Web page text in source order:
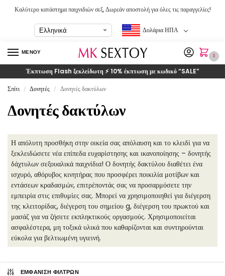
Καλύτερο κατάστημα παιχνιδιών σεξ, Δωρεάν αποστολή για όλες τις παραγγελίες!
Δολάρια ΗΠΑ
ΜΕΝΟΥ
0
Έκπτωση Flash ξεκλείδωτη ⚡ 10% έκπτωση με κωδικό“SALE”
Σπίτι / Δονητές / Δονητές δακτύλων
Δονητές δακτύλων
Η απόλυτη προσθήκη στην οικεία σας απόλαυση και το κλειδί για να
ξεκλειδώσετε νέα επίπεδα ευχαρίστησης και ικανοποίησης – δονητής
δάχτυλων σεξουαλικά παιχνίδια! Ο δονητής δακτύλου διαθέτει ένα
ισχυρό, αθόρυβος κινητήρας που προσφέρει ποικιλία μοτίβων και
εντάσεων κραδασμών, επιτρέποντάς σας να προσαρμόσετε την
εμπειρία στις επιθυμίες σας. Μπορεί να χρησιμοποιηθεί για διέγερση
της κλειτορίδας, διέγερση του σημείου g, διέγερση του πρωκτού και
μασάζ για να ζήσετε εκπληκτικούς οργασμούς. Χρησιμοποιείται
ασφαλέστερα, μη τοξικά υλικά που καθαρίζονται και συντηρούνται
εύκολα για βελτιωμένη υγιεινή.
ΕΜΦΆΝΙΣΗ ΦΊΛΤΡΩΝ